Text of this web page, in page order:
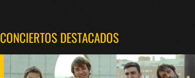
CONCIERTOS DESTACADOS